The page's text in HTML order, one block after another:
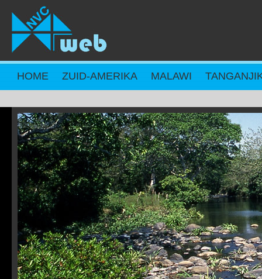
Overslaan en naar de inhoud gaan
HOME ZUID-AMERIKA MALAWI